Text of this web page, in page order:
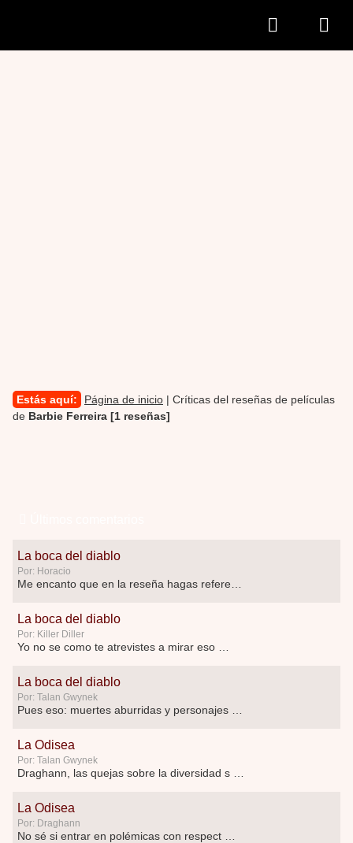
Estás aquí: Página de inicio | Críticas del reseñas de películas
de Barbie Ferreira [1 reseñas]
La boca del diablo
Por: Horacio
La boca del diablo
Por: Killer Diller
Yo no se como te atrevistes a mirar eso …
La boca del diablo
Por: Talan Gwynek
La Odisea
Por: Talan Gwynek
Draghann, las quejas sobre la diversidad s …
La Odisea
Por: Draghann
No sé si entrar en polémicas con respect …